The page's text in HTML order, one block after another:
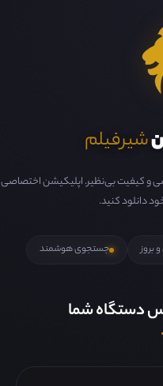
شیرفیلم
و کیفیت بی‌نظیر. اپلیکیشن اختصاصی
دانلود کنید.
بروز جستجوی هوشمند
دستگاه شما